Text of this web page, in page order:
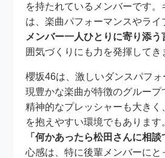
を持たれているメンバーです。
は、楽曲パフォーマンスやライ
メンバー一人ひとりに寄り添う
囲気づくりにも力を発揮してき
櫻坂46は、激しいダンスパフ
現豊かな楽曲が特徴のグループ
精神的なプレッシャーも大きく
を抱えやすい環境でもあります
「何かあったら松田さんに相談
心感は、特に後輩メンバーにと